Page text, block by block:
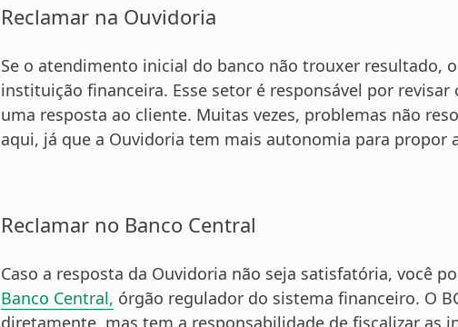
Reclamar na Ouvidoria
Se o atendimento inicial do banco não trouxer resultado,
instituição financeira. Esse setor é responsável por
uma resposta ao cliente. Muitas vezes, problemas não
aqui, já que a Ouvidoria tem mais autonomia para propor
Reclamar no Banco Central
Caso a resposta da Ouvidoria não seja satisfatória, você
Banco Central, órgão regulador do sistema financeiro. O